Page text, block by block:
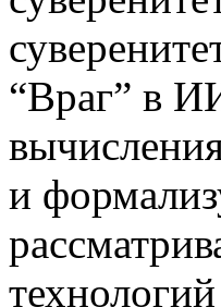
“Враг” в
и